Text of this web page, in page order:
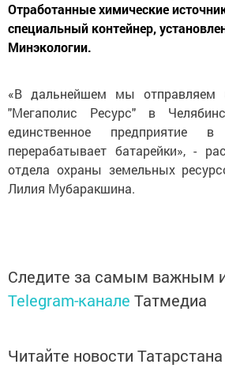
Отработанные химические
специальный контейнер,
Минэкологии.
«В дальнейшем мы отправляем
"Мегаполис Ресурс" в
единственное предприятие
перерабатывает батарейки», -
отдела охраны земельных
Лилия Мубаракшина.
Следите за самым важным
Telegram-канале Татмедиа
Читайте новости